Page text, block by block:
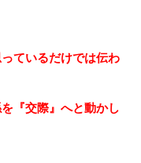
ているだけでは伝わ
『交際』へと動かし